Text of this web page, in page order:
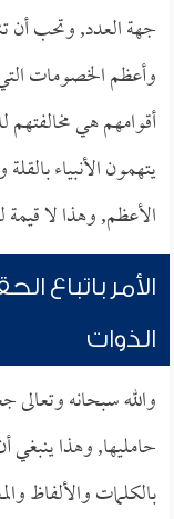
جهة العدد, وتحب أن
وأعظم الخصومات
أقوامهم هي مخالفتهم
يتهمون الأنبياء
الأعظم, وهذا لا
الأمر باتباع
الذوات
والله سبحانه وتعالى
حامليها, وهذا ينبغي
بالكلمات والألفاظ